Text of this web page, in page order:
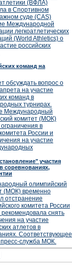
(ВФЛА)
в Спортивном
суде (CAS)
Международной
легкоатлетических
(World Athletics) о
российских
команд на
обсуждать вопрос о
на участие
команд в
турнирах.
Международный
комитет (МОК)
в
России и
на участие
участия
соревнованиях,
олимпийский
(МОК) временно
отстранение
комитета России
снять
на участие
атлетов в
Соответствующее
пресс-служба МОК.